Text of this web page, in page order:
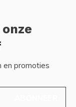
en promoties